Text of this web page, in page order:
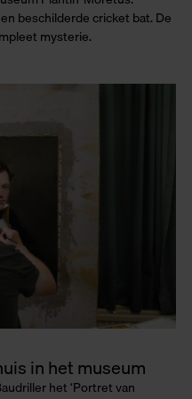
beschilderde cricket bat. De
mysterie.
in het museum
het ‘Portret van